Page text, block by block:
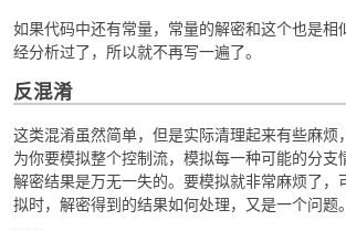
如果代码中还有常量，常量的解密和这个也是相
经分析过了，所以就不再写一遍了。
反混淆
这类混淆虽然简单，但是实际清理起来有些麻烦
为你要模拟整个控制流，模拟每一种可能的分支
解密结果是万无一失的。要模拟就非常麻烦了，
拟时，解密得到的结果如何处理，又是一个问题。